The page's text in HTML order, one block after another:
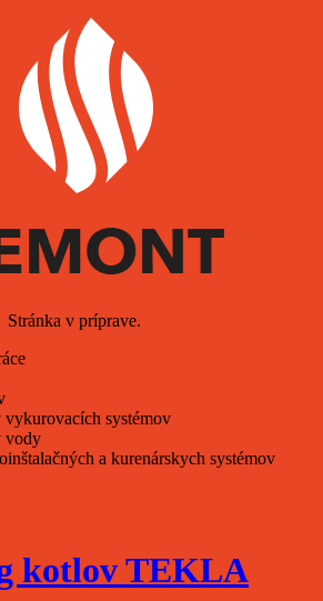
Stránka v príprave.
systémov
vody
a kurenárskych systémov
kotlov TEKLA